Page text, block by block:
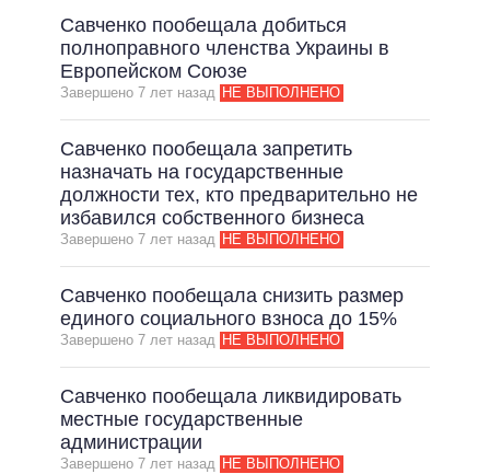
Савченко пообещала добиться
полноправного членства Украины в
Европейском Союзе
Завершено 7 лет назад НЕ ВЫПОЛНЕНО
Савченко пообещала запретить
назначать на государственные
должности тех, кто предварительно не
избавился собственного бизнеса
Завершено 7 лет назад НЕ ВЫПОЛНЕНО
Савченко пообещала снизить размер
единого социального взноса до 15%
Завершено 7 лет назад НЕ ВЫПОЛНЕНО
Савченко пообещала ликвидировать
местные государственные
администрации
Завершено 7 лет назад НЕ ВЫПОЛНЕНО